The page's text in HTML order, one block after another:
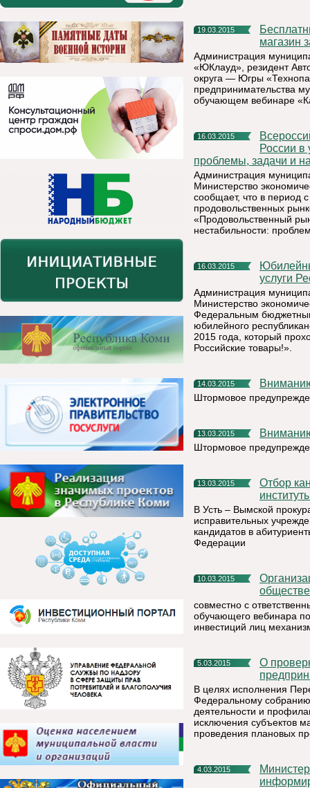
19.03.2015
Бесплатный обучающий вебинар «Как создать сайт/интернет
магазин
Администрация
«ЮКлауд», резидент
округа — Югры
предпринимательства
обучающем вебинаре
16.03.2015
Всероссийская конференция «Продовольственный рынок
России в
проблемы, задачи и
Администрация
Министерство
сообщает, что в период
продовольственных
«Продовольственный
нестабильности:
16.03.2015
Юбилейный республиканский конкурс «Лучшие товары и
услуги
Администрация
Министерство
Федеральным
юбилейного
2015 года, который
Российские товары!».
14.03.2015
Штормовое
13.03.2015
Штормовое
13.03.2015
Отбор кандидатов в абитуриенты для поступления в
В Усть – Вымской
исправительных
кандидатов в
Федерации
10.03.2015
Организационный комитет Конкурса «Ежегодная
совместно с
обучающего вебинара
инвестиций лиц
5.03.2015
О проверках субъектов малого и среднего
В целях исполнения
Федеральному
деятельности и
исключения субъектов
проведения плановых
4.03.2015
Министepcтвo экономического развития Республики Коми